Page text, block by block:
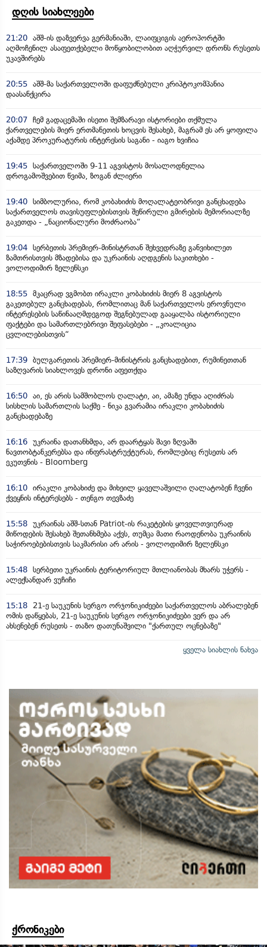
დღის სიახლეები
21:20 აშშ-ის დაზვერვა გერმანიაში, ლაიფციგის აეროპორტში
აღმოჩენილ ასაფეთქებელი მოწყობილობით აღჭურვილ დრონს რუსეთს
უკავშირებს
20:55 აშშ-მა საქართველოში დაფუძნებული კრიპტოკომპანია
დაასანქცირა
20:07 ჩემ გადაცემაში ისეთი შემზარავი ისტორიები თქმულა
ქართველების მიერ ერთმანეთის ხოცვის შესახებ, მაგრამ ეს არ ყოფილა
აქამდე პროკურატურის ინტერესის საგანი - იაგო ხვიჩია
19:45 საქართველოში 9-11 აგვისტოს მოსალოდნელია
დროგამოშვებით წვიმა, ზოგან ძლიერი
19:40 სიმბოლურია, რომ კობახიძის მოღალატეობრივი განცხადება
საქართველოს თავისუფლებისთვის შეწირული გმირების მემორიალზე
გაკეთდა - „ნაციონალური მოძრაობა“
19:04 სერბეთის პრემიერ-მინისტრთან შეხვედრაზე განვიხილეთ
ზამთრისთვის მზადებისა და უკრაინის აღდგენის საკითხები -
ვოლოდიმირ ზელენსკი
18:55 მკაცრად ვგმობთ ირაკლი კობახიძის მიერ 8 აგვისტოს
გაკეთებულ განცხადებას, რომლითაც მან საქართველოს ეროვნული
ინტერესების საწინააღმდეგოდ შეგნებულად გააყალბა ისტორიული
ფაქტები და სამართლებრივი შეფასებები - „კოალიცია
ცვლილებისთვის“
17:39 ბულგარეთის პრემიერ-მინისტრის განცხადებით, რუმინეთთან
საზღვარის სიახლოვეს დრონი აფეთქდა
16:50 აი, ეს არის სამშობლოს ღალატი, აი, ამაზე უნდა აღიძრას
სისხლის სამართლის საქმე - ნიკა გვარამია ირაკლი კობახიძის
განცხადებაზე
16:16 უკრაინა დათანხმდა, არ დაარტყას შავი ზღვაში
ნავთობტანკერებსა და ინფრასტრუქტურას, რომლებიც რუსეთს არ
ეკუთვნის - Bloomberg
16:10 ირაკლი კობახიძე და მიხეილ ყაველაშვილი ღალატობენ ჩვენი
ქვეყნის ინტერესებს - თენგო თევზაძე
15:58 უკრაინას აშშ-სთან Patriot-ის რაკეტების ყოველთვიურად
მიწოდების შესახებ შეთანხმება აქვს, თუმცა მათი რაოდენობა უკრაინის
საჭიროებებისთვის საკმარისი არ არის - ვოლოდიმირ ზელენსკი
15:48 სერბეთი უკრაინის ტერიტორიულ მთლიანობას მხარს უჭერს -
ალექსანდარ ვუჩიჩი
15:18
21-ე საუკუნის სერგო ორჯონიკიძეები საქართველოს აბრალებენ
ომის დაწყებას, 21-ე საუკუნის სერგო ორჯონიკიძეები ვერ და არ
ახსენებენ რუსეთს - თაზო დათუნაშვილი "ქართულ ოცნებაზე"
ყველა სიახლის ნახვა
ქრონიკები